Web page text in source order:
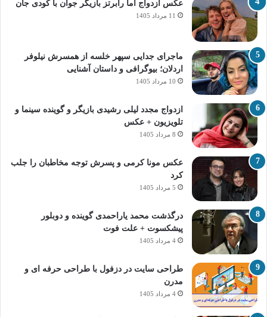
عکس ازدواج اما رابرتز بازیگر جوان با کودی جان
11 مرداد 1405
ماجرای جدایی سپهر خلسه از همسرش نیلوفر
اردلان؛ بیوگرافی و داستان آشنایی
10 مرداد 1405
ازدواج مجدد لیلی رشیدی بازیگر و گوینده سینما و
تلویزیون + عکس
8 مرداد 1405
عکس مونا کرمی و پسرش توجه مخاطبان را جلب
کرد
5 مرداد 1405
درگذشت محمد یاراحمدی گوینده و دوبلور
پیشکسوت + علت فوت
4 مرداد 1405
طراحی سایت در دزفول با طراحی حرفه‌ ای و
مدرن
4 مرداد 1405